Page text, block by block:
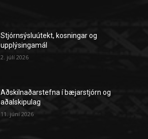
Stjórnsýsluútekt, kosningar og
upplýsingamál
2. júlí 2026
Aðskilnaðarstefna í bæjarstjórn og
aðalskipulag
11. júní 2026